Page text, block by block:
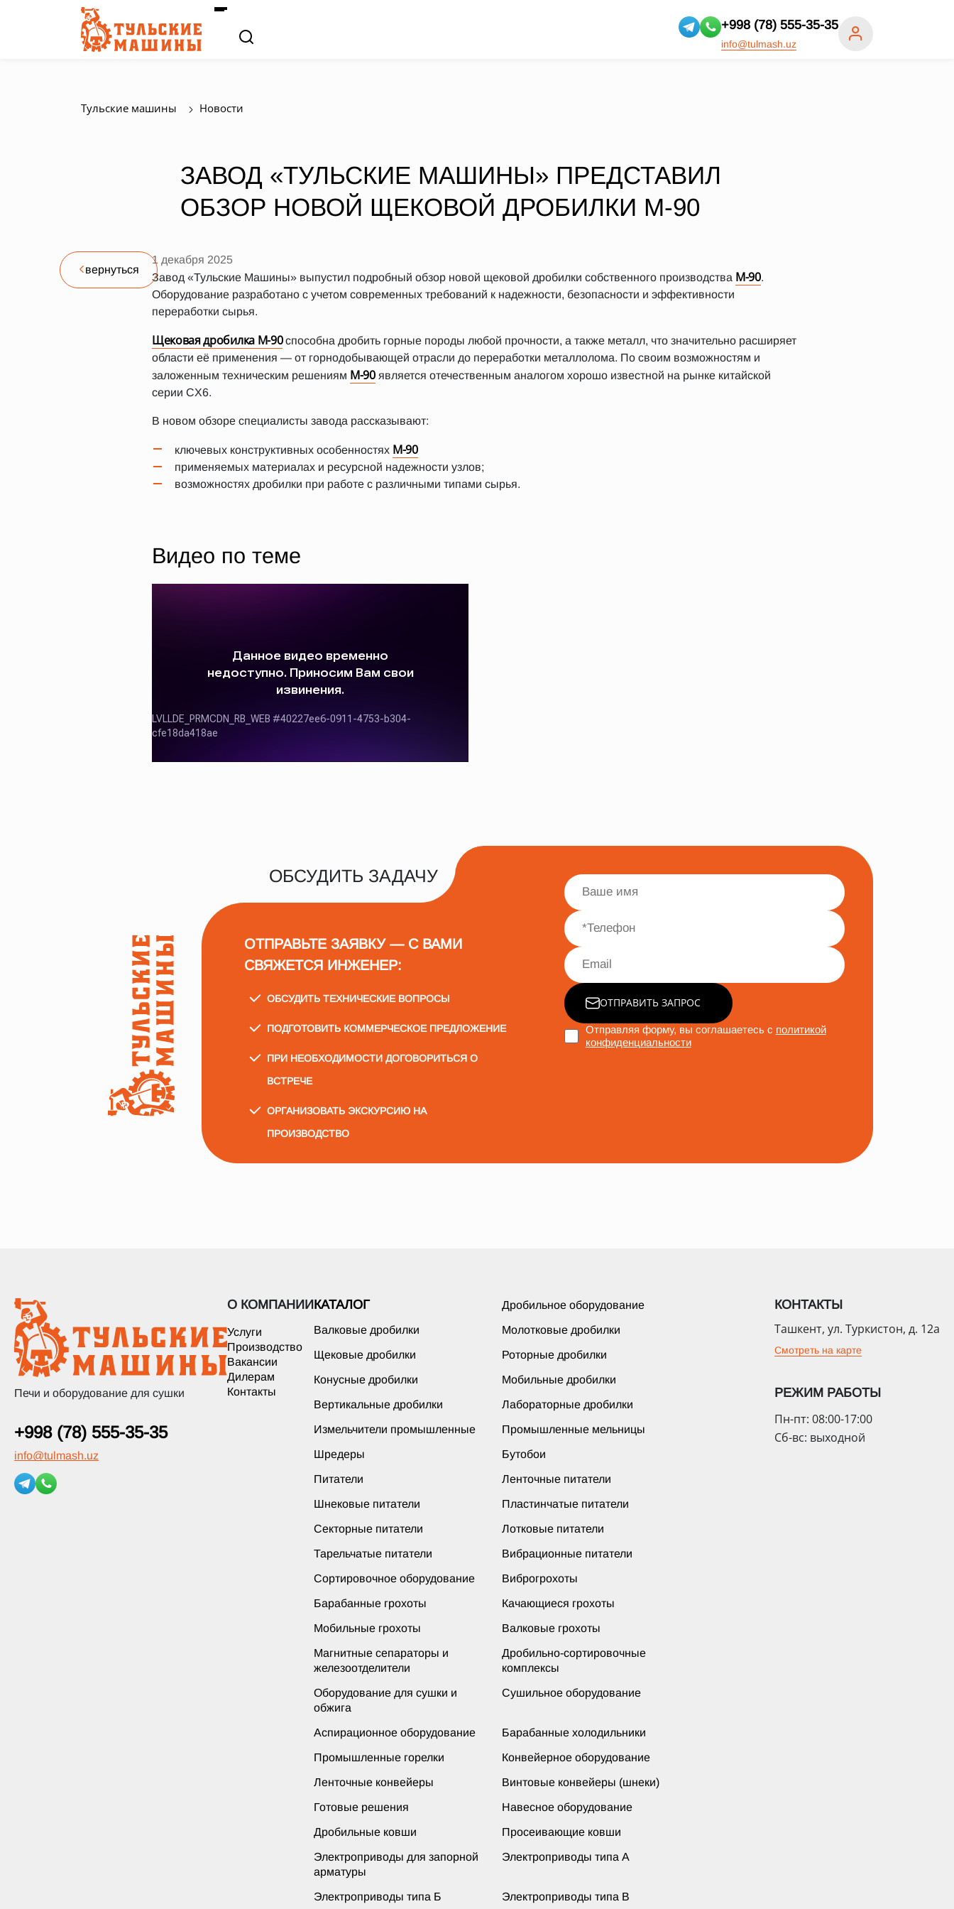
+998 (78) 555-35-35
info@tulmash.uz
Тульские машины Новости
ЗАВОД «ТУЛЬСКИЕ МАШИНЫ» ПРЕДСТАВИЛ
ОБЗОР НОВОЙ ЩЕКОВОЙ ДРОБИЛКИ М-90
вернуться
1 декабря 2025
Завод «Тульские Машины» выпустил подробный обзор новой щековой дробилки собственного производства М-90.
Оборудование разработано с учетом современных требований к надежности, безопасности и эффективности
переработки сырья.
Щековая дробилка М-90способна дробить горные породы любой прочности, а также металл, что значительно расширяет
области её применения — от горнодобывающей отрасли до переработки металлолома. По своим возможностям и
заложенным техническим решениям М-90является отечественным аналогом хорошо известной на рынке китайской
серии CX6.
В новом обзоре специалисты завода рассказывают:
ключевых конструктивных особенностях М-90
применяемых материалах и ресурсной надежности узлов;
возможностях дробилки при работе с различными типами сырья.
Видео по теме
ОБСУДИТЬ ЗАДАЧУ
ОТПРАВЬТЕ ЗАЯВКУ — С ВАМИ
СВЯЖЕТСЯ ИНЖЕНЕР:
ОБСУДИТЬ ТЕХНИЧЕСКИЕ ВОПРОСЫ
ПОДГОТОВИТЬ КОММЕРЧЕСКОЕ ПРЕДЛОЖЕНИЕ
ПРИ НЕОБХОДИМОСТИ ДОГОВОРИТЬСЯ О
ВСТРЕЧЕ
ОРГАНИЗОВАТЬ ЭКСКУРСИЮ НА
ПРОИЗВОДСТВО
ОТПРАВИТЬ ЗАПРОС
Отправляя форму, вы соглашаетесь с политикой
конфиденциальности
Печи и оборудование для сушки
+998 (78) 555-35-35
info@tulmash.uz
О КОМПАНИИ
Услуги
Производство
Вакансии
Дилерам
Контакты
КАТАЛОГ Дробильное оборудование
Валковые дробилки Молотковые дробилки
Щековые дробилки Роторные дробилки
Конусные дробилки Мобильные дробилки
Вертикальные дробилки Лабораторные дробилки
Измельчители промышленные Промышленные мельницы
Шредеры Бутобои
Питатели Ленточные питатели
Шнековые питатели Пластинчатые питатели
Секторные питатели Лотковые питатели
Тарельчатые питатели Вибрационные питатели
Сортировочное оборудование Виброгрохоты
Барабанные грохоты Качающиеся грохоты
Мобильные грохоты Валковые грохоты
Магнитные сепараторы и
железоотделители
Дробильно-сортировочные
комплексы
Оборудование для сушки и
обжига
Сушильное оборудование
Аспирационное оборудование Барабанные холодильники
Промышленные горелки Конвейерное оборудование
Ленточные конвейеры Винтовые конвейеры (шнеки)
Готовые решения Навесное оборудование
Дробильные ковши Просеивающие ковши
Электроприводы для запорной
арматуры
Электроприводы типа А
Электроприводы типа Б Электроприводы типа В
КОНТАКТЫ
Ташкент, ул. Туркистон, д. 12а
Смотреть на карте
РЕЖИМ РАБОТЫ
Пн-пт: 08:00-17:00
Сб-вс: выходной